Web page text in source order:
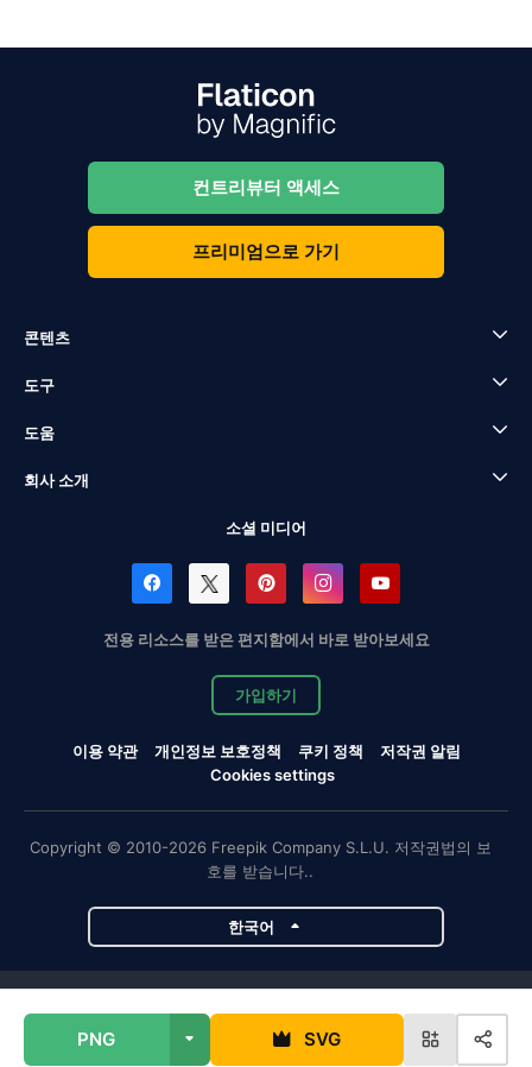
PNG SVG
컨트리뷰터 액세스
프리미엄으로 가기
콘텐츠
도구
도움
회사 소개
소셜 미디어
전용 리소스를 받은 편지함에서 바로 받아보세요
가입하기
이용 약관 개인정보 보호정책 쿠키 정책
저작권 알림
Cookies settings
Copyright © 2010-2026 Freepik Company S.L.U. 저작권법의 보
호를 받습니다..
한국어